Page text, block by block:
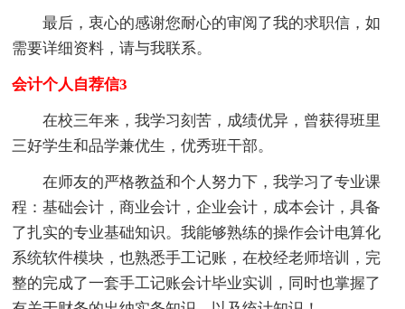
最后，衷心的感谢您耐心的审阅了我的求职信，如
需要详细资料，请与我联系。
会计个人自荐信3
在校三年来，我学习刻苦，成绩优异，曾获得班里
三好学生和品学兼优生，优秀班干部。
在师友的严格教益和个人努力下，我学习了专业课
程：基础会计，商业会计，企业会计，成本会计，具备
了扎实的专业基础知识。我能够熟练的操作会计电算化
系统软件模块，也熟悉手工记账，在校经老师培训，完
整的完成了一套手工记账会计毕业实训，同时也掌握了